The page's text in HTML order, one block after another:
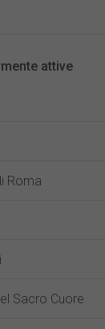
attive
Roma
Sacro Cuore